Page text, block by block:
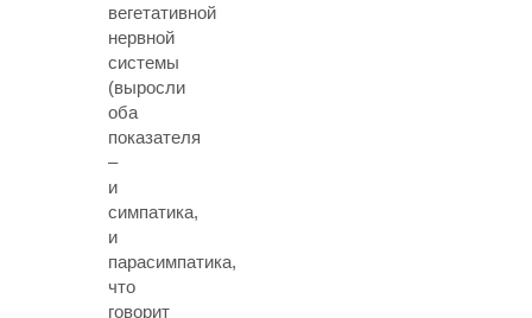
вегетативной
нервной
системы
(выросли
оба
показателя
–
и
симпатика,
и
парасимпатика,
что
говорит